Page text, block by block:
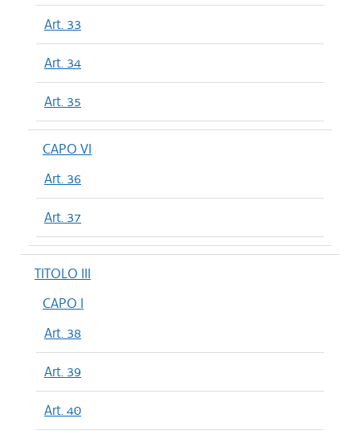
Art. 33
Art. 34
Art. 35
CAPO VI
Art. 36
Art. 37
TITOLO III
CAPO I
Art. 38
Art. 39
Art. 40